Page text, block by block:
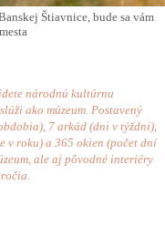
Štiavnice, bude sa vám
národnú kultúrnu
slúži ako múzeum. Postavený
7 arkád (dni v týždni),
v roku) a 365 okien (počet dní
ale aj pôvodné interiéry